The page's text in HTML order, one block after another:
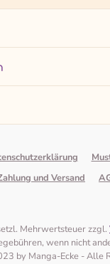
und Versand
Mehrwertsteuer zzgl.
wenn nicht
by Manga-Ecke - Alle